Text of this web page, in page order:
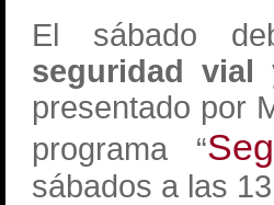
El sábado
seguridad
presentado por
programa “
sábados a las